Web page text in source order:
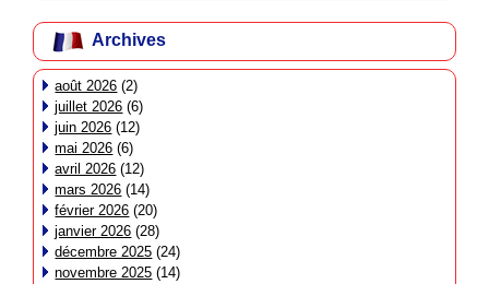
Archives
août 2026 (2)
juillet 2026 (6)
juin 2026 (12)
mai 2026 (6)
avril 2026 (12)
mars 2026 (14)
février 2026 (20)
janvier 2026 (28)
décembre 2025 (24)
novembre 2025 (14)